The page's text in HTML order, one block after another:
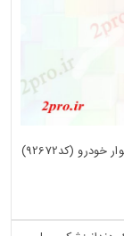
(کد92672)